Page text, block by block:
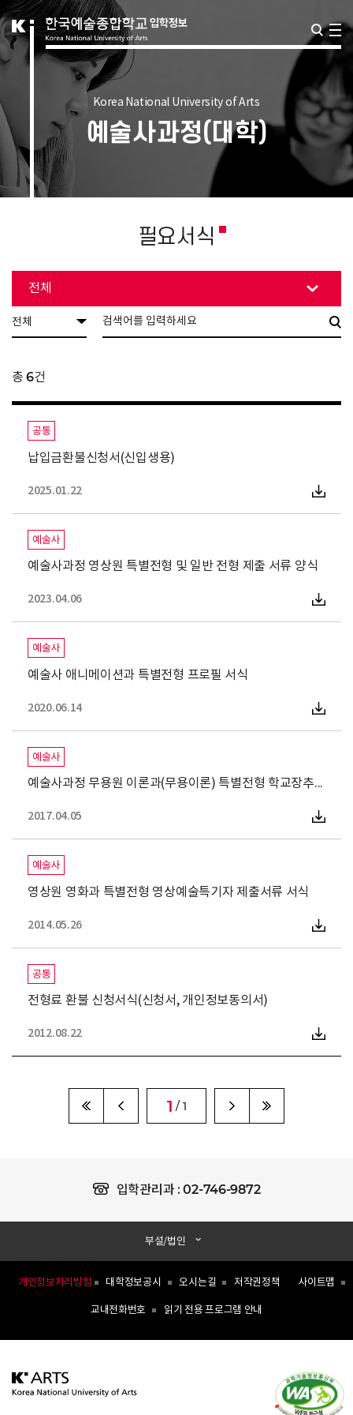
Korea National University of Arts
예술사과정(대학)
필요서식
전체
전체
총6건
공통
납입금환불신청서(신입생용)
2025.01.22
예술사
예술사과정 영상원 특별전형 및 일반 전형 제출 서류 양식
2023.04.06
예술사
예술사 애니메이션과 특별전형 프로필 서식
2020.06.14
예술사
예술사과정 무용원 이론과(무용이론) 특별전형 학교장추천성적
2017.04.05
예술사
영상원 영화과 특별전형 영상예술특기자 제출서류 서식
2014.05.26
공통
전형료 환불 신청서식(신청서, 개인정보동의서)
2012.08.22
1 / 1
입학관리과 :02-746-9872
개인정보처리방침 대학정보공시 오시는길 저작권정책 사이트맵
교내전화번호 읽기 전용 프로그램 안내
부설/법인